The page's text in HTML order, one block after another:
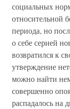
социальных
относительной
периода, но
о себе серией
возвратился к
утверждение
можно найти
совершенно
распадалось на